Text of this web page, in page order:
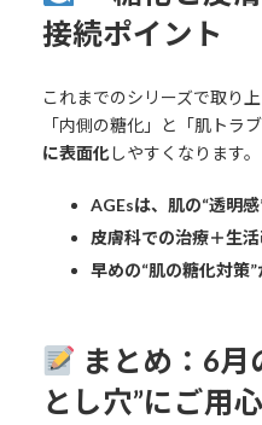
接続ポイント
これまでのシリーズで取り
「内側の糖化」と「肌トラ
に表面化しやすくなります。
AGEsは、肌の“透明感
皮膚科での治療＋生
早めの“肌の糖化対策
まとめ：6月
とし穴”にご用心